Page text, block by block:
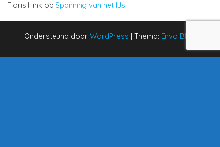
Floris Hink op Spanning van het IJs!
Ondersteund door WordPress | Thema: Envo Blog